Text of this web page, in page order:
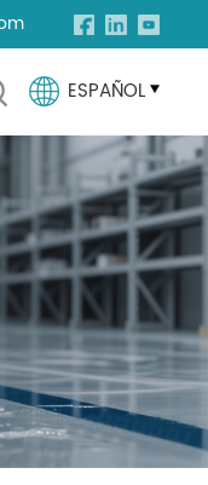
ESPAÑOL
English
Français
Русский
Español
Português
العربية